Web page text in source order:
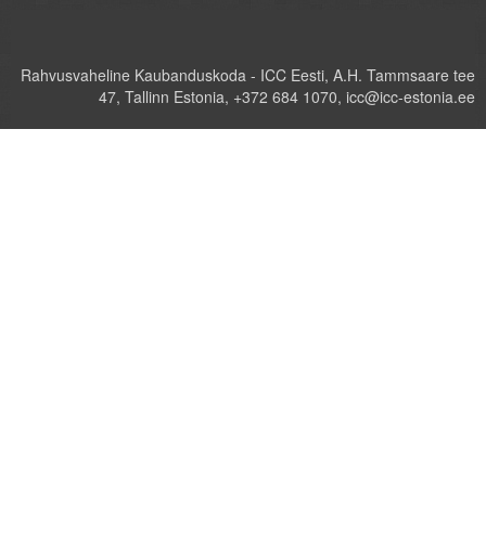
Rahvusvaheline Kaubanduskoda - ICC Eesti, A.H. Tammsaare tee
47, Tallinn Estonia, +372 684 1070, icc@icc-estonia.ee